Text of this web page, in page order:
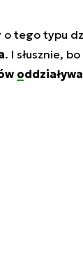
o tego typu
. I słusznie, bo